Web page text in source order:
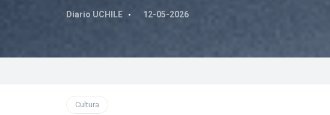
Diario UCHILE 12-05-2026
Cultura